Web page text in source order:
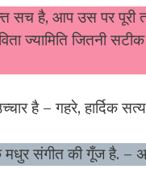
सच है, आप उस पर पूरी
ज्यामिति जितनी
है – गहरे, हार्दिक
संगीत की गूँज है. –